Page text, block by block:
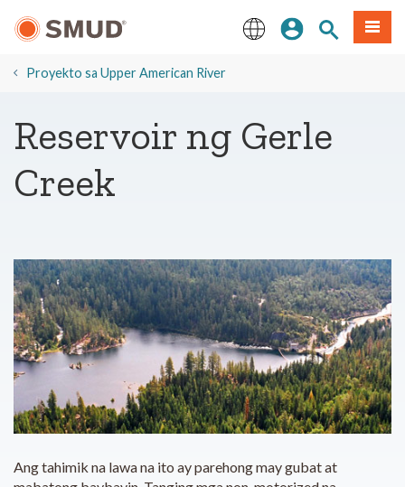
Nilalaman
Mag-sign InMenu
​Proyekto sa Upper American River
​Reservoir ng Gerle
Creek
Ang tahimik na lawa na ito ay parehong may gubat at